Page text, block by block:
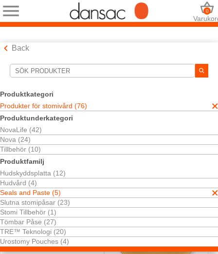
0
Back
Produktkategori
Produkter för stomivård (76)
Produktunderkategori
NovaLife (42)
Nova (24)
Tillbehör (10)
Produktfamilj
Hudskyddsplatta (12)
Hudvård (4)
Seals and Paste (5)
Slutna stomipåsar (23)
Stomi Tillbehör (1)
Tömbar Påse (27)
TRE™ Teknologi (20)
Urostomy Pouches (4)
Sökverktyg
Dina val:
Produkter för stomivård
Seals and Paste
Sortera efter:
Dansac TRE™ Seal
Hudskydd i tre nivåer.